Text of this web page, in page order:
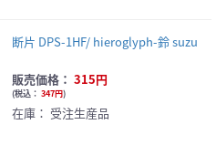
断片 DPS-1HF/ hieroglyph-鈴 suzu
販売価格： 315円
(税込： 347円)
在庫： 受注生産品